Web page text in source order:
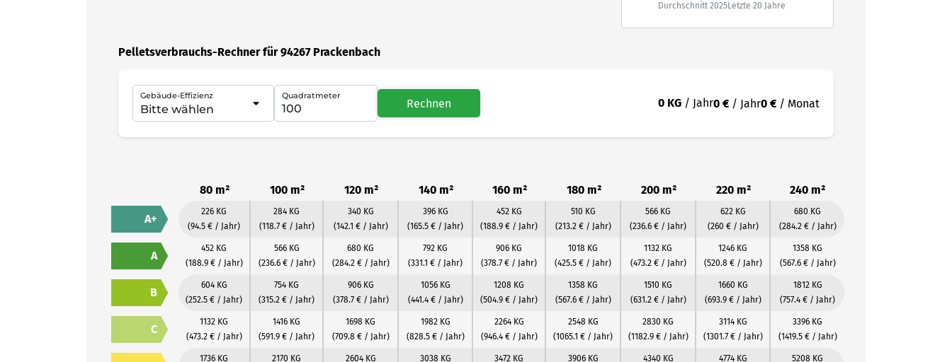
Durchschnitt 2025Letzte 20 Jahre
Pelletsverbrauchs-Rechner für 94267 Prackenbach
Gebäude-Effizienz Quadratmeter
Rechnen 0 KG / Jahr0 € / Jahr0 € / Monat
80 m² 100 m² 120 m² 140 m² 160 m² 180 m² 200 m² 220 m² 240 m²
A+
226 KG
(94.5 € / Jahr)
284 KG
(118.7 € / Jahr)
340 KG
(142.1 € / Jahr)
396 KG
(165.5 € / Jahr)
452 KG
(188.9 € / Jahr)
510 KG
(213.2 € / Jahr)
566 KG
(236.6 € / Jahr)
622 KG
(260 € / Jahr)
680 KG
(284.2 € / Jahr)
A
452 KG
(188.9 € / Jahr)
566 KG
(236.6 € / Jahr)
680 KG
(284.2 € / Jahr)
792 KG
(331.1 € / Jahr)
906 KG
(378.7 € / Jahr)
1018 KG
(425.5 € / Jahr)
1132 KG
(473.2 € / Jahr)
1246 KG
(520.8 € / Jahr)
1358 KG
(567.6 € / Jahr)
B
604 KG
(252.5 € / Jahr)
754 KG
(315.2 € / Jahr)
906 KG
(378.7 € / Jahr)
1056 KG
(441.4 € / Jahr)
1208 KG
(504.9 € / Jahr)
1358 KG
(567.6 € / Jahr)
1510 KG
(631.2 € / Jahr)
1660 KG
(693.9 € / Jahr)
1812 KG
(757.4 € / Jahr)
C
1132 KG
(473.2 € / Jahr)
1416 KG
(591.9 € / Jahr)
1698 KG
(709.8 € / Jahr)
1982 KG
(828.5 € / Jahr)
2264 KG
(946.4 € / Jahr)
2548 KG
(1065.1 € / Jahr)
2830 KG
(1182.9 € / Jahr)
3114 KG
(1301.7 € / Jahr)
3396 KG
(1419.5 € / Jahr)
1736 KG 2170 KG 2604 KG 3038 KG 3472 KG 3906 KG 4340 KG 4774 KG 5208 KG